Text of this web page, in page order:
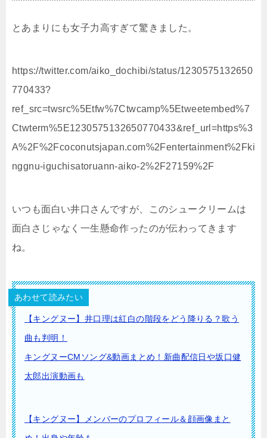
とあまりにも女子力高すぎて驚きました。
https://twitter.com/aiko_dochibi/status/1230575132650
770433?
ref_src=twsrc%5Etfw%7Ctwcamp%5Etweetembed%7
Ctwterm%5E1230575132650770433&ref_url=https%3
A%2F%2Fcoconutsjapan.com%2Fentertainment%2Fki
nggnu-iguchisatoruann-aiko-2%2F27159%2F
いつも面白い井口さんですが、このシュークリームは
面白さじゃなく一生懸命作ったのが伝わってきます
ね。
あわせて読みたい
【キングヌー】井口理は紅白の階段をどう降りる？歌う
曲も判明！
キングヌーCMソング&動画まとめ！新曲配信日や坂口健
太郎出演動画も
【キングヌー】メンバーのプロフィール＆顔画像まと